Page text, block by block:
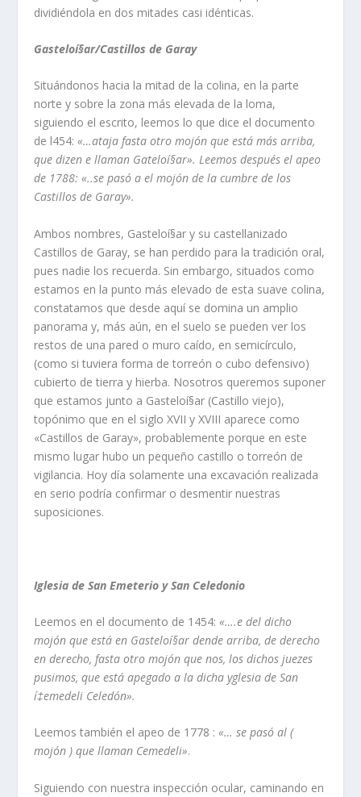
dividiéndola en dos mitades casi idénticas.
Gasteloí§ar/Castillos de Garay
Situándonos hacia la mitad de la colina, en la parte
norte y sobre la zona más elevada de la loma,
siguiendo el escrito, leemos lo que dice el documento
de l454:«…ataja fasta otro mojón que está más arriba,
que dizen e llaman Gateloí§ar». Leemos después el apeo
de 1788: «..se pasó a el mojón de la cumbre de los
Castillos de Garay».
Ambos nombres, Gasteloí§ar y su castellanizado
Castillos de Garay, se han perdido para la tradición oral,
pues nadie los recuerda. Sin embargo, situados como
estamos en la punto más elevado de esta suave colina,
constatamos que desde aquí­ se domina un amplio
panorama y, más aún, en el suelo se pueden ver los
restos de una pared o muro caí­do, en semicí­rculo,
(como si tuviera forma de torreón o cubo defensivo)
cubierto de tierra y hierba. Nosotros queremos suponer
que estamos junto a Gasteloí§ar (Castillo viejo),
topónimo que en el siglo XVII y XVIII aparece como
«Castillos de Garay», probablemente porque en este
mismo lugar hubo un pequeño castillo o torreón de
vigilancia. Hoy dí­a solamente una excavación realizada
en serio podrí­a confirmar o desmentir nuestras
suposiciones.
Iglesia de San Emeterio y San Celedonio
Leemos en el documento de 1454:«….e del dicho
mojón que está en Gasteloí§ar dende arriba, de derecho
en derecho, fasta otro mojón que nos, los dichos juezes
pusimos, que está apegado a la dicha yglesia de San
í‡emedeli Celedón».
Leemos también el apeo de 1778 :«… se pasó al (
mojón ) que llaman Cemedeli».
Siguiendo con nuestra inspección ocular, caminando en